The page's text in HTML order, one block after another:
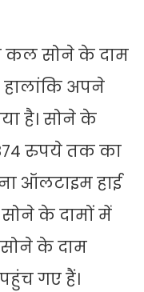
कल सोने के दाम
हालांकि अपने
है। सोने के
रुपये तक का
ऑलटाइम हाई
के दामों में
के दाम
पहुंच गए हैं।